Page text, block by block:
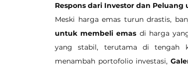
Respons dari Investor dan
Meski harga emas turun drastis,
untuk membeli emas di harga
yang stabil, terutama di tengah
menambah portofolio investasi,